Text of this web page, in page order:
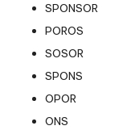
SPONSOR
POROS
SOSOR
SPONS
OPOR
ONS